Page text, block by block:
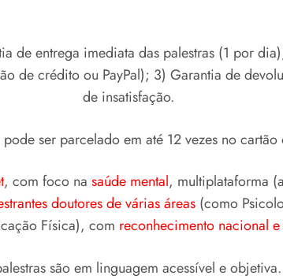
de entrega imediata das palestras (1 por
de crédito ou PayPal); 3) Garantia de
de insatisfação.
ser parcelado em até 12 vezes no
, com foco nasaúde mental, multiplataforma
doutores de várias áreas(como
Física), com reconhecimento nacional
são em linguagem acessível e objetiva.